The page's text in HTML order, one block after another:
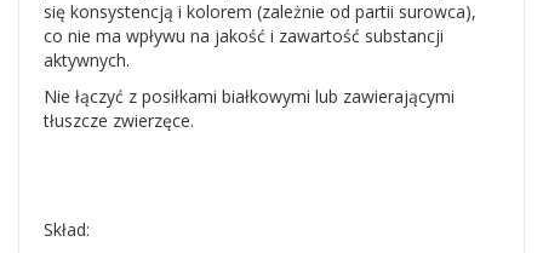
się konsystencją i kolorem (zależnie od partii surowca),
co nie ma wpływu na jakość i zawartość substancji
aktywnych.
Nie łączyć z posiłkami białkowymi lub zawierającymi
tłuszcze zwierzęce.
Skład: